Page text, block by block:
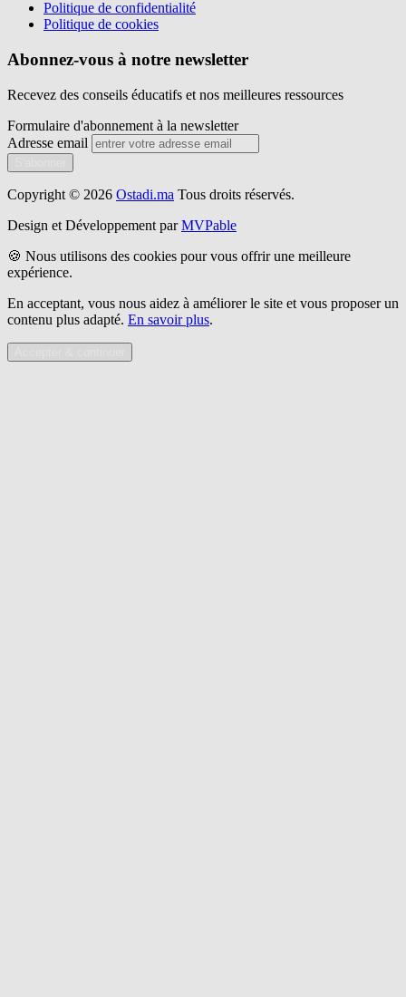
Politique de confidentialité
Politique de cookies
Abonnez-vous à notre newsletter
Recevez des conseils éducatifs et nos meilleures ressources
Formulaire d'abonnement à la newsletter
Adresse email
Copyright © 2026 Ostadi.ma Tous droits réservés.
Design et Développement par MVPable
🍪 Nous utilisons des cookies pour vous offrir une meilleure
expérience.
En acceptant, vous nous aidez à améliorer le site et vous proposer un
contenu plus adapté. En savoir plus.